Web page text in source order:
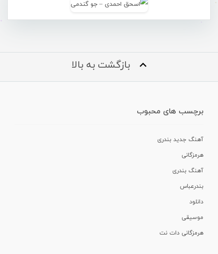
بازگشت به بالا
برچسب های محبوب
آهنگ جدید بندری
هرمزگانی
آهنگ بندری
بندرعباس
دانلود
موسیقی
هرمزگانی دات نت